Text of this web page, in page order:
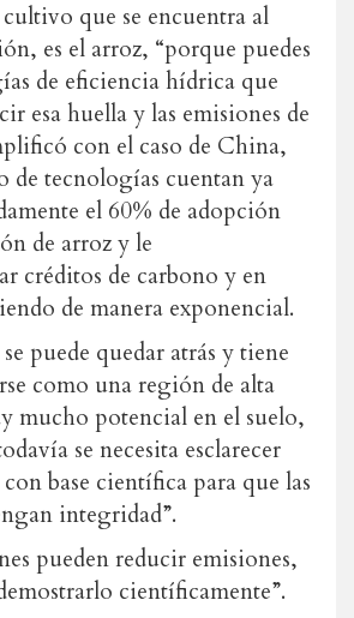
que se encuentra al
es el arroz, “porque puedes
de eficiencia hídrica que
esa huella y las emisiones de
con el caso de China,
de tecnologías cuentan ya
el 60% de adopción
de arroz y le
créditos de carbono y en
de manera exponencial.
puede quedar atrás y tiene
como una región de alta
mucho potencial en el suelo,
se necesita esclarecer
base científica para que las
integridad”.
pueden reducir emisiones,
científicamente”.